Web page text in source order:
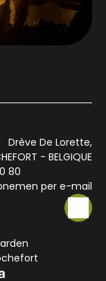
Drève De Lorette,
- BELGIQUE
80
per e-mail